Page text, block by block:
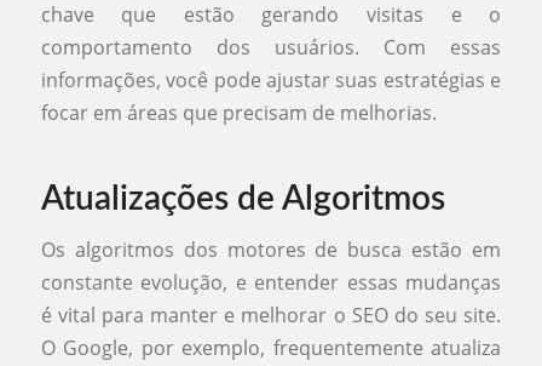
chave que estão gerando visitas e o
comportamento dos usuários. Com essas
informações, você pode ajustar suas estratégias e
focar em áreas que precisam de melhorias.
Atualizações de Algoritmos
Os algoritmos dos motores de busca estão em
constante evolução, e entender essas mudanças
é vital para manter e melhorar o SEO do seu site.
O Google, por exemplo, frequentemente atualiza